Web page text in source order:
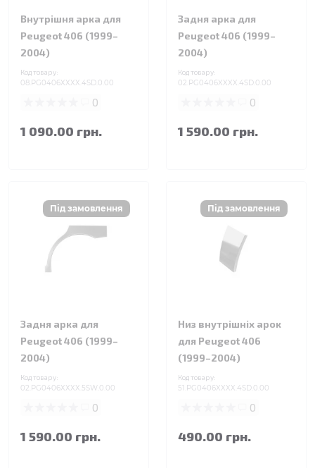
Внутрішня арка для
Peugeot 406 (1999–
2004)
Код товару:
08.PG0406XXXX.4SD.0.00
0
1 090.00 грн.
Задня арка для
Peugeot 406 (1999–
2004)
Код товару:
02.PG0406XXXX.4SD.0.00
0
1 590.00 грн.
Задня арка для
Peugeot 406 (1999–
2004)
Код товару:
02.PG0406XXXX.5SW.0.00
0
1 590.00 грн.
Низ внутрішніх арок
для Peugeot 406
(1999–2004)
Код товару:
51.PG0406XXXX.4SD.0.00
0
490.00 грн.